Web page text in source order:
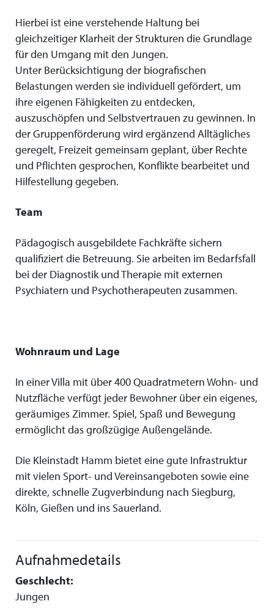
Hierbei ist eine verstehende Haltung bei
gleichzeitiger Klarheit der Strukturen die Grundlage
für den Umgang mit den Jungen.
Unter Berücksichtigung der biografischen
Belastungen werden sie individuell gefördert, um
ihre eigenen Fähigkeiten zu entdecken,
auszuschöpfen und Selbstvertrauen zu gewinnen. In
der Gruppenförderung wird ergänzend Alltägliches
geregelt, Freizeit gemeinsam geplant, über Rechte
und Pflichten gesprochen, Konflikte bearbeitet und
Hilfestellung gegeben.
Team
Pädagogisch ausgebildete Fachkräfte sichern
qualifiziert die Betreuung. Sie arbeiten im Bedarfsfall
bei der Diagnostik und Therapie mit externen
Psychiatern und Psychotherapeuten zusammen.
Wohnraum und Lage
In einer Villa mit über 400 Quadratmetern Wohn- und
Nutzfläche verfügt jeder Bewohner über ein eigenes,
geräumiges Zimmer. Spiel, Spaß und Bewegung
ermöglicht das großzügige Außengelände.
Die Kleinstadt Hamm bietet eine gute Infrastruktur
mit vielen Sport- und Vereinsangeboten sowie eine
direkte, schnelle Zugverbindung nach Siegburg,
Köln, Gießen und ins Sauerland.
Aufnahmedetails
Geschlecht:
Jungen